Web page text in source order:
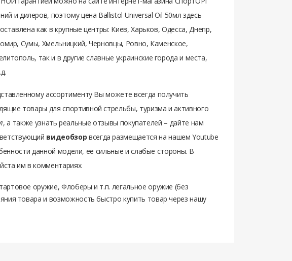
дилеров, поэтому цена Ballistol Universal Oil 50мл здесь
как в крупные центры: Киев, Харьков, Одесса, Днепр,
Сумы, Хмельницкий, Черновцы, Ровно, Каменское,
так и в другие славные украинские города и места,
ассортименту Вы можете всегда получить
товары для спортивной стрельбы, туризма и активного
, а также узнать реальные отзывы покупателей – дайте нам
видеобзор всегда размещается на нашем Youtube
данной модели, ее сильные и слабые стороны. В
им в комментариях.
оружие, Флоберы и т.п. легальное оружие (без
товара и возможность быстро купить товар через нашу